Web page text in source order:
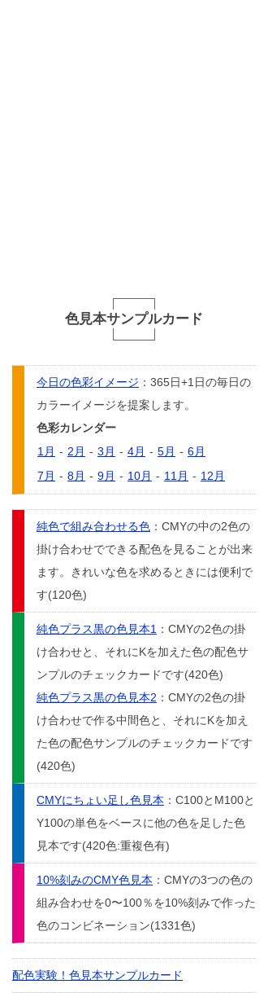
色見本サンプルカード
今日の色彩イメージ ：365日+1日の毎日の
カラーイメージを提案します。
色彩カレンダー
1月 - 2月 - 3月 - 4月 - 5月 - 6月
7月 - 8月 - 9月 - 10月 - 11月 - 12月
純色で組み合わせる色 ：CMYの中の2色の
掛け合わせでできる配色を見ることが出来
ます。きれいな色を求めるときには便利で
す(120色)
純色プラス黒の色見本1 ：CMYの2色の掛
け合わせと、それにKを加えた色の配色サ
ンプルのチェックカードです(420色)
純色プラス黒の色見本2 ：CMYの2色の掛
け合わせで作る中間色と、それにKを加え
た色の配色サンプルのチェックカードです
(420色)
CMYにちょい足し色見本 ：C100とM100と
Y100の単色をベースに他の色を足した色
見本です(420色:重複色有)
10%刻みのCMY色見本 ：CMYの3つの色の
組み合わせを0〜100％を10%刻みで作った
色のコンビネーション(1331色)
配色実験！色見本サンプルカード